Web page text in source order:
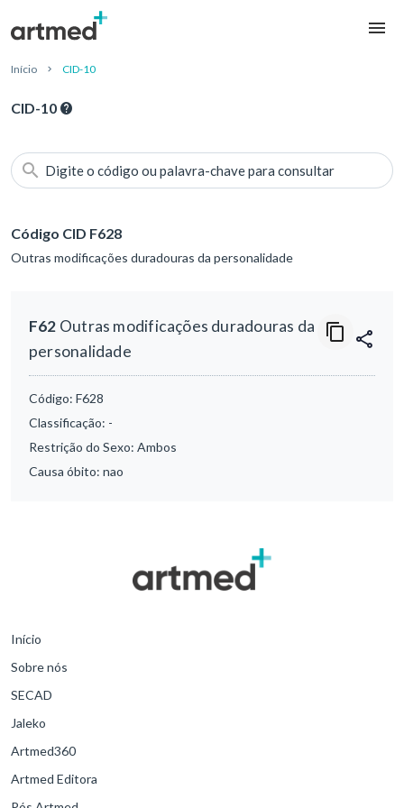
Início CID-10
CID-10
Digite o código ou palavra-chave para consultar
Código CID F628
Outras modificações duradouras da personalidade
F62 Outras modificações duradouras da
personalidade
Código: F628
Classificação: -
Restrição do Sexo: Ambos
Causa óbito: nao
Início
Sobre nós
SECAD
Jaleko
Artmed360
Artmed Editora